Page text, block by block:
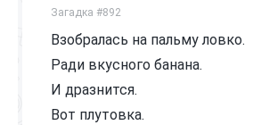
Загадка #892
Взобралась на пальму ловко.
Ради вкусного банана.
И дразнится.
Вот плутовка.